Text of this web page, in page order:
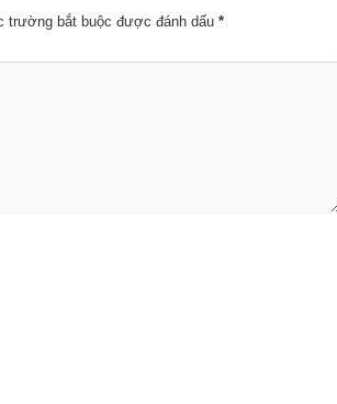
trường bắt buộc được đánh dấu *